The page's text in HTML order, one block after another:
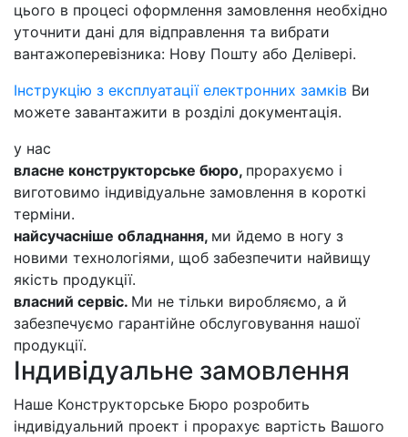
цього в процесі оформлення замовлення необхідно
уточнити дані для відправлення та вибрати
вантажоперевізника: Нову Пошту або Делівері.
Інструкцію з експлуатації електронних замків Ви
можете завантажити в розділі документація.
у нас
власне конструкторське бюро, прорахуємо і
виготовимо індивідуальне замовлення в короткі
терміни.
найсучасніше обладнання, ми йдемо в ногу з
новими технологіями, щоб забезпечити найвищу
якість продукції.
власний сервіс. Ми не тільки виробляємо, а й
забезпечуємо гарантійне обслуговування нашої
продукції.
Індивідуальне замовлення
Наше Конструкторське Бюро розробить
індивідуальний проект і прорахує вартість Вашого